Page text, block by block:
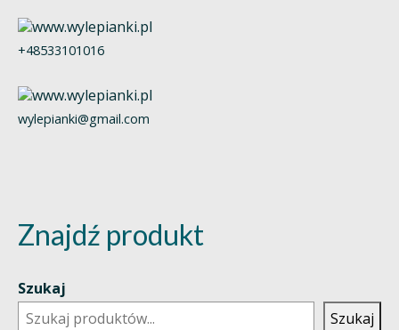
+48533101016
wylepianki@gmail.com
Znajdź produkt
Szukaj
Szukaj